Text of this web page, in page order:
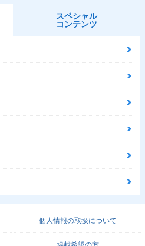
スペシャル
コンテンツ
個人情報の取扱について